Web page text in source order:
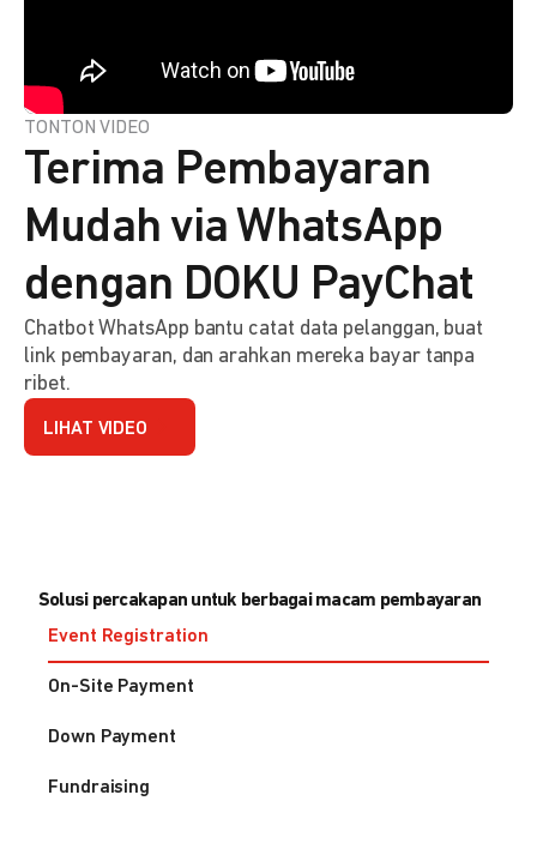
TONTON VIDEO
Terima Pembayaran
Mudah via WhatsApp
dengan DOKU PayChat
Chatbot WhatsApp bantu catat data pelanggan, buat
link pembayaran, dan arahkan mereka bayar tanpa
ribet.
LIHAT VIDEO
Solusi percakapan untuk berbagai macam pembayaran
Event Registration
On-Site Payment
Down Payment
Fundraising